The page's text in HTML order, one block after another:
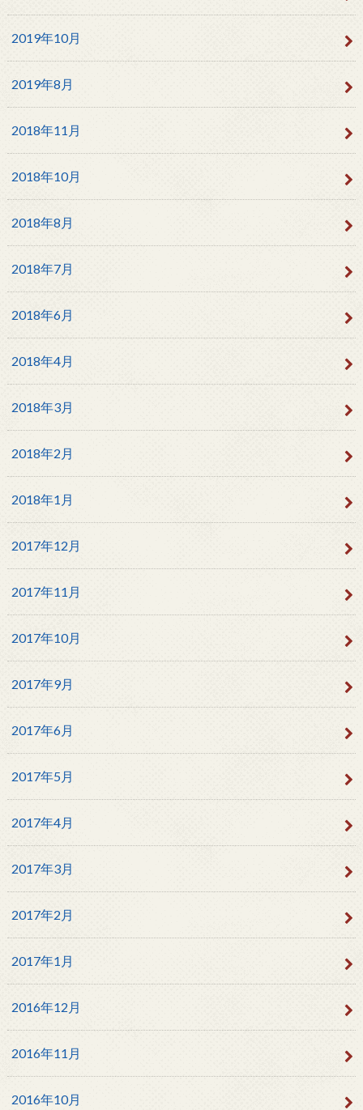
2019年10月
2019年8月
2018年11月
2018年10月
2018年8月
2018年7月
2018年6月
2018年4月
2018年3月
2018年2月
2018年1月
2017年12月
2017年11月
2017年10月
2017年9月
2017年6月
2017年5月
2017年4月
2017年3月
2017年2月
2017年1月
2016年12月
2016年11月
2016年10月